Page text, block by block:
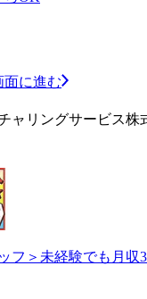
面に進む
ャリングサービス株
フ＞未経験でも月収